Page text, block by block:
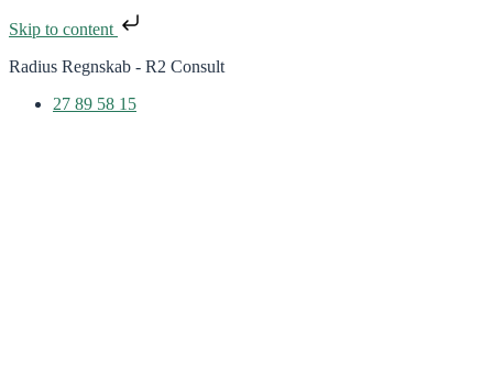
Skip to content
Radius Regnskab - R2 Consult
27 89 58 15